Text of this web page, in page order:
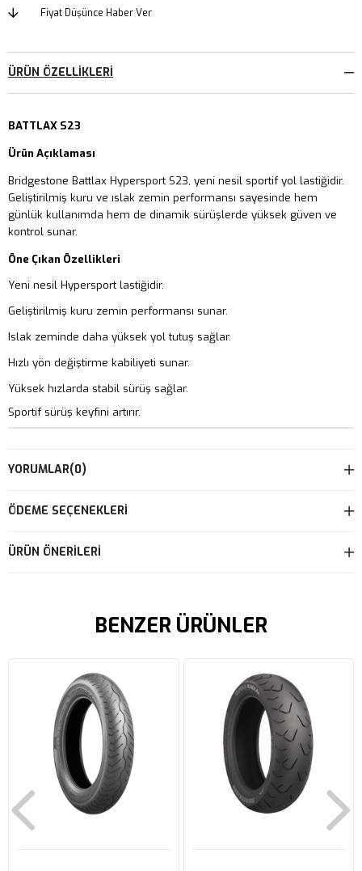
Fiyat Düşünce Haber Ver
ÜRÜN ÖZELLIKLERI
BATTLAX S23
Ürün Açıklaması
Bridgestone Battlax Hypersport S23, yeni nesil sportif yol lastiğidir.
Geliştirilmiş kuru ve ıslak zemin performansı sayesinde hem
günlük kullanımda hem de dinamik sürüşlerde yüksek güven ve
kontrol sunar.
Öne Çıkan Özellikleri
Yeni nesil Hypersport lastiğidir.
Geliştirilmiş kuru zemin performansı sunar.
Islak zeminde daha yüksek yol tutuş sağlar.
Hızlı yön değiştirme kabiliyeti sunar.
Yüksek hızlarda stabil sürüş sağlar.
Sportif sürüş keyfini artırır.
YORUMLAR(0)
ÖDEME SEÇENEKLERI
ÜRÜN ÖNERILERI
BENZER ÜRÜNLER